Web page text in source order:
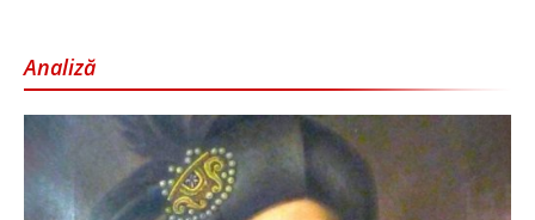
Analiză